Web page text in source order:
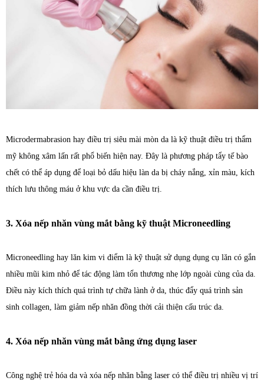
Microdermabrasion hay điều trị siêu mài mòn da là kỹ thuật điều trị thẩm
mỹ không xâm lấn rất phổ biến hiện nay. Đây là phương pháp tẩy tế bào
chết có thể áp dụng để loại bỏ dấu hiệu làn da bị cháy nắng, xỉn màu, kích
thích lưu thông máu ở khu vực da cần điều trị.
3. Xóa nếp nhăn vùng mắt bằng kỹ thuật Microneedling
Microneedling hay lăn kim vi điểm là kỹ thuật sử dụng dụng cụ lăn có gắn
nhiều mũi kim nhỏ để tác động làm tổn thương nhẹ lớp ngoài cùng của da.
Điều này kích thích quá trình tự chữa lành ở da, thúc đẩy quá trình sản
sinh collagen, làm giảm nếp nhăn đồng thời cải thiện cấu trúc da.
4. Xóa nếp nhăn vùng mắt bằng ứng dụng laser
Công nghệ trẻ hóa da và xóa nếp nhăn bằng laser có thể điều trị nhiều vị trí